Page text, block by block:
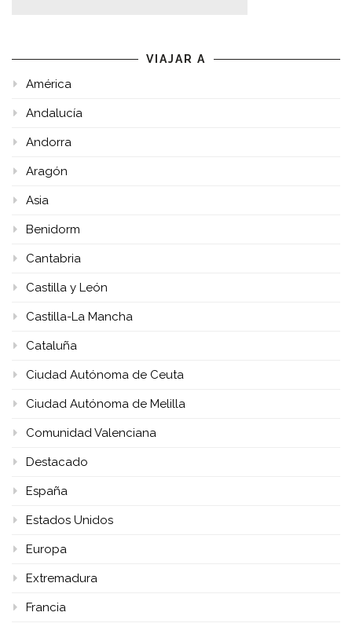
VIAJAR A
América
Andalucía
Andorra
Aragón
Asia
Benidorm
Cantabria
Castilla y León
Castilla-La Mancha
Cataluña
Ciudad Autónoma de Ceuta
Ciudad Autónoma de Melilla
Comunidad Valenciana
Destacado
España
Estados Unidos
Europa
Extremadura
Francia